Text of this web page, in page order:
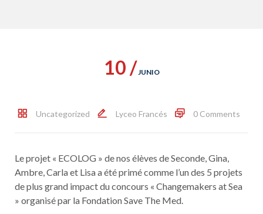
10 /JUNIO
Uncategorized Lyceo Francés 0 Comments
Le projet « ECOLOG » de nos élèves de Seconde, Gina,
Ambre, Carla et Lisa a été primé comme l’un des 5 projets
de plus grand impact du concours « Changemakers at Sea
» organisé par la Fondation Save The Med.